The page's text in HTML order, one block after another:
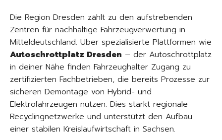
Die Region Dresden zählt zu den aufstrebenden
Zentren für nachhaltige Fahrzeugverwertung in
Mitteldeutschland. Über spezialisierte Plattformen wie
Autoschrottplatz Dresden – der Autoschrottplatz
in deiner Nähe finden Fahrzeughalter Zugang zu
zertifizierten Fachbetrieben, die bereits Prozesse zur
sicheren Demontage von Hybrid- und
Elektrofahrzeugen nutzen. Dies stärkt regionale
Recyclingnetzwerke und unterstützt den Aufbau
einer stabilen Kreislaufwirtschaft in Sachsen.